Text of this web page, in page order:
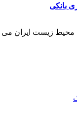
بانکی
محیط زیست ایران می